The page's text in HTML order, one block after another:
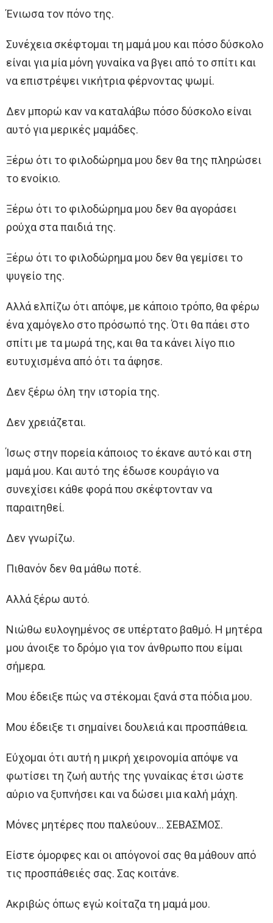
Ένιωσα τον πόνο της.
Συνέχεια σκέφτομαι τη μαμά μου και πόσο δύσκολο
είναι για μία μόνη γυναίκα να βγει από το σπίτι και
να επιστρέψει νικήτρια φέρνοντας ψωμί.
Δεν μπορώ καν να καταλάβω πόσο δύσκολο είναι
αυτό για μερικές μαμάδες.
Ξέρω ότι το φιλοδώρημα μου δεν θα της πληρώσει
το ενοίκιο.
Ξέρω ότι το φιλοδώρημα μου δεν θα αγοράσει
ρούχα στα παιδιά της.
Ξέρω ότι το φιλοδώρημα μου δεν θα γεμίσει το
ψυγείο της.
Αλλά ελπίζω ότι απόψε, με κάποιο τρόπο, θα φέρω
ένα χαμόγελο στο πρόσωπό της. Ότι θα πάει στο
σπίτι με τα μωρά της, και θα τα κάνει λίγο πιο
ευτυχισμένα από ότι τα άφησε.
Δεν ξέρω όλη την ιστορία της.
Δεν χρειάζεται.
Ίσως στην πορεία κάποιος το έκανε αυτό και στη
μαμά μου. Και αυτό της έδωσε κουράγιο να
συνεχίσει κάθε φορά που σκέφτονταν να
παραιτηθεί.
Δεν γνωρίζω.
Πιθανόν δεν θα μάθω ποτέ.
Αλλά ξέρω αυτό.
Νιώθω ευλογημένος σε υπέρτατο βαθμό. Η μητέρα
μου άνοιξε το δρόμο για τον άνθρωπο που είμαι
σήμερα.
Μου έδειξε πώς να στέκομαι ξανά στα πόδια μου.
Μου έδειξε τι σημαίνει δουλειά και προσπάθεια.
Εύχομαι ότι αυτή η μικρή χειρονομία απόψε να
φωτίσει τη ζωή αυτής της γυναίκας έτσι ώστε
αύριο να ξυπνήσει και να δώσει μια καλή μάχη.
Μόνες μητέρες που παλεύουν… ΣΕΒΑΣΜΟΣ.
Είστε όμορφες και οι απόγονοί σας θα μάθουν από
τις προσπάθειές σας. Σας κοιτάνε.
Ακριβώς όπως εγώ κοίταζα τη μαμά μου.